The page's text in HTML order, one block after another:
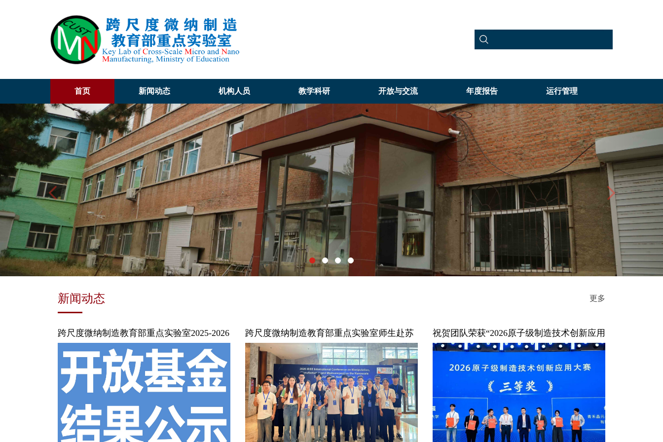
首页 新闻动态 机构人员 教学科研 开放与交流 年度报告 运行管理
Previous Next
新闻动态 更多
跨尺度微纳制造教育部重点实验室2025-2026
年度开放基金资助结果公示
跨尺度微纳制造教育部重点实验室师生赴苏
州参加IEEE 3M-NANO 2026国际会议
祝贺团队荣获“2026原子级制造技术创新应用
大赛”三等奖